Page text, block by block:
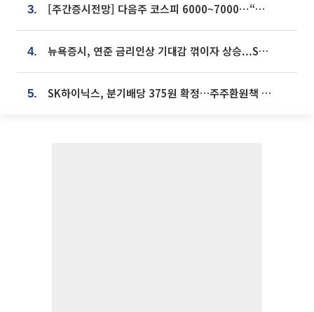
3. [주간증시전망] 다음주 코스피 6000~7000⋯“外人 수급은 정책이 변수”
4. 뉴욕증시, 연준 금리인상 기대감 꺾이자 상승...S&P500 사상 최고치 [종합]
5. SK하이닉스, 분기배당 375원 확정…주주환원책 9월로 앞당겨 발표